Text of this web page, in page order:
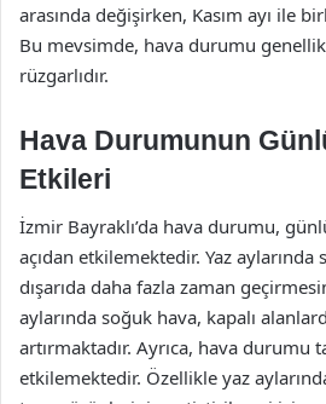
arasında değişirken, Kasım ayı ile
Bu mevsimde, hava durumu
rüzgarlıdır.
Hava Durumunun
Etkileri
İzmir Bayraklı’da hava durumu,
açıdan etkilemektedir. Yaz aylarında
dışarıda daha fazla zaman
aylarında soğuk hava, kapalı
artırmaktadır. Ayrıca, hava durumu
etkilemektedir. Özellikle yaz